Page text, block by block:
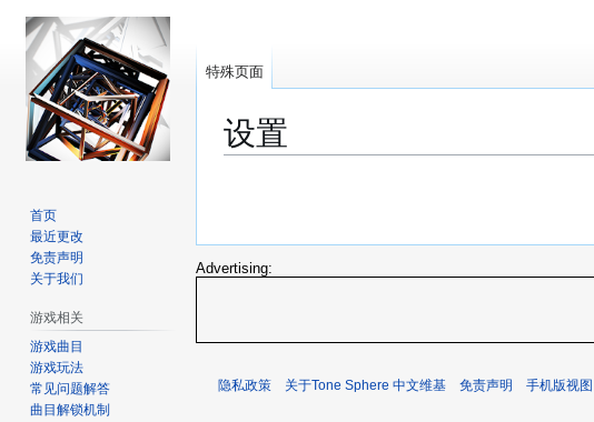
设置
航
索
Advertising:
特殊页面
首页
最近更改
免责声明
关于我们
游戏相关
游戏曲目
游戏玩法
常见问题解答
曲目解锁机制
隐私政策 关于Tone Sphere 中文维基 免责声明 手机版视图